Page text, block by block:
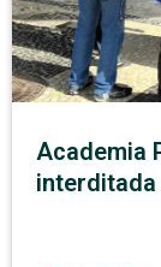
Academia
interditada